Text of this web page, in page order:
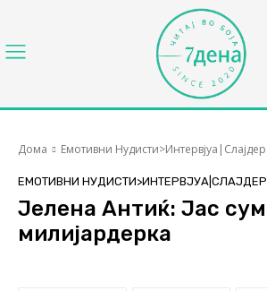
Дома Емотивни Нудисти>Интервјуа|Слајдер
ЕМОТИВНИ НУДИСТИ>ИНТЕРВЈУА|СЛАЈДЕР
Јелена Антиќ: Јас сум
милијардерка